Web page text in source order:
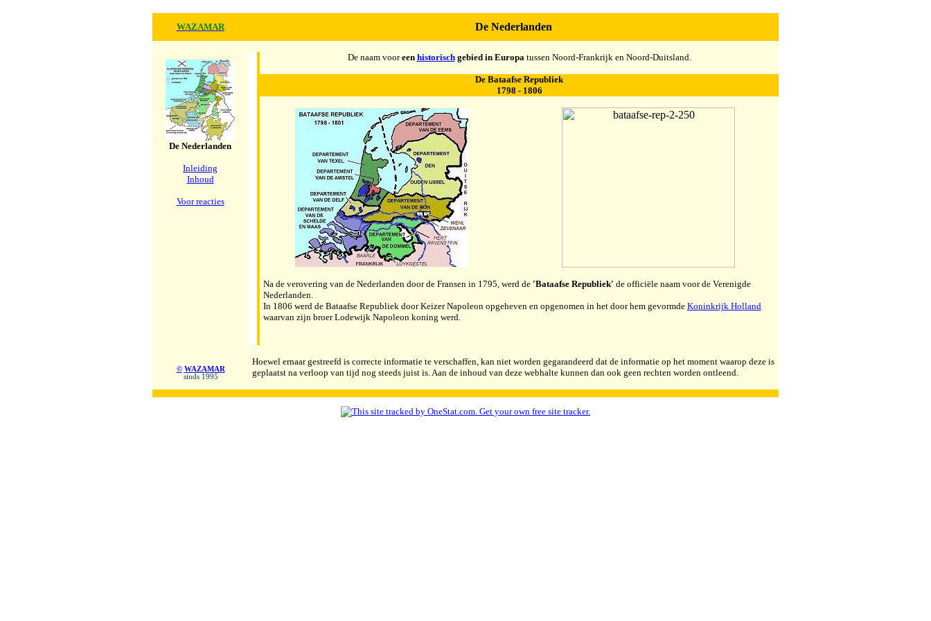
WAZAMAR De Nederlanden
De Nederlanden
Inleiding
Inhoud
Voor reacties
De naam vooreen historischgebied in Europatussen Noord-Frankrijk en Noord-Duitsland.
De Bataafse Republiek
1798 - 1806
Na de verovering van de Nederlanden door de Fransen in 1795, werd de 'Bataafse Republiek' de officiële naam voor de Verenigde
Nederlanden.
In 1806 werd de Bataafse Republiek door Keizer Napoleon opgeheven en opgenomen in het door hem gevormde Koninkrijk Holland
waarvan zijn broer Lodewijk Napoleon koning werd.
© WAZAMAR
sinds 1995
Hoewel ernaar gestreefd is correcte informatie te verschaffen, kan niet worden gegarandeerd dat de informatie op het moment waarop deze is
geplaatst na verloop van tijd nog steeds juist is. Aan de inhoud van deze webhalte kunnen dan ook geen rechten worden ontleend.